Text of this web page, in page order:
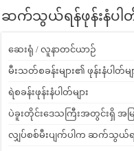
ဆက်သွယ်ရန်ဖုန်းနံပါတ်
ဆေးရုံ / လူနာတင်ယာဉ်
မီးသတ်စခန်းများ၏ ဖုန်းနံပါတ်မျ
ရဲစခန်းဖုန်းနံပါတ်များ
ပဲခူးတိုင်းဒေသကြီးအတွင်းရှိ အမြ
လျှပ်စစ်မီးပျက်ပါက ဆက်သွယ်ရမ